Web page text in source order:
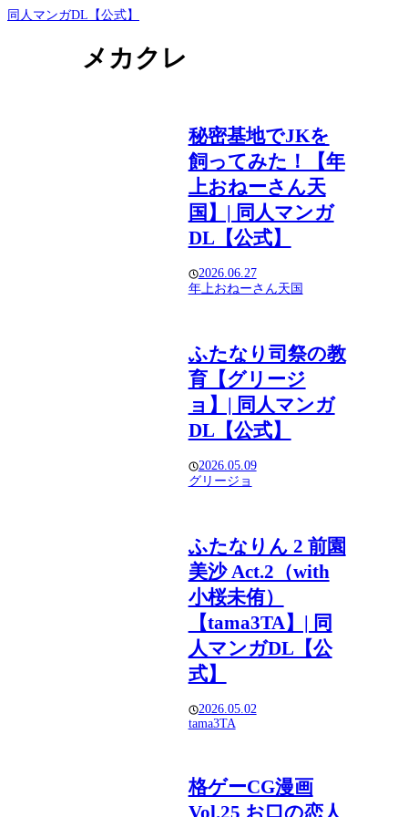
同人マンガDL【公式】
メカクレ
秘密基地でJKを
飼ってみた！【年
上おねーさん天
国】| 同人マンガ
DL【公式】
2026.06.27
年上おねーさん天国
ふたなり司祭の教
育【グリージ
ョ】| 同人マンガ
DL【公式】
2026.05.09
グリージョ
ふたなりん 2 前園
美沙 Act.2（with
小桜未侑）
【tama3TA】| 同
人マンガDL【公
式】
2026.05.02
tama3TA
格ゲーCG漫画